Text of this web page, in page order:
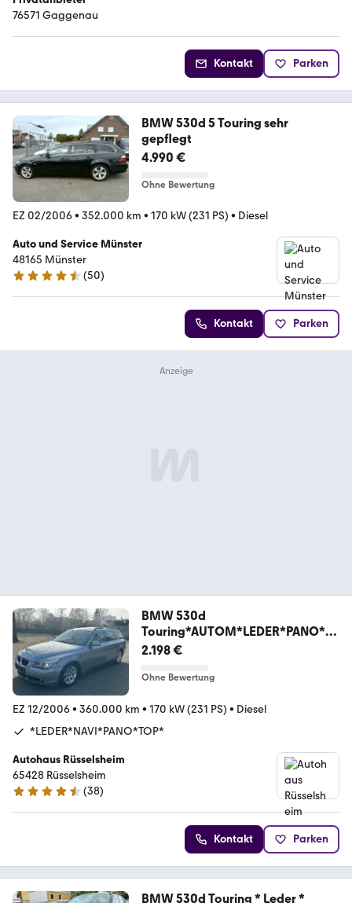
76571 Gaggenau
Kontakt Parken
BMW 530d 5 Touring sehr
gepflegt
4.990 €
Ohne Bewertung
EZ 02/2006• 352.000 km • 170 kW (231 PS) • Diesel
Auto und Service Münster
48165 Münster
4.6 Sterne
(50)
Kontakt Parken
BMW 530d
Touring*AUTOM*LEDER*PANO*H
UD*NAVI*VOLL*8-FA
2.198 €
Ohne Bewertung
EZ 12/2006• 360.000 km • 170 kW (231 PS) • Diesel
*LEDER*NAVI*PANO*TOP*
Autohaus Rüsselsheim
65428 Rüsselsheim
4.4 Sterne
(38)
Kontakt Parken
BMW 530d Touring * Leder *